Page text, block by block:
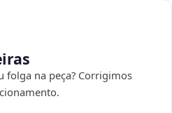
folga na peça? Corrigimos